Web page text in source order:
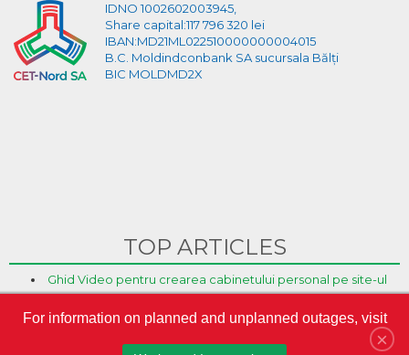
IDNO 1002602003945,
Share capital:117 796 320 lei
IBAN:MD21ML022510000000004015
B.C. Moldindconbank SA sucursala Bălți
BIC MOLDMD2X
TOP ARTICLES
Ghid Video pentru crearea cabinetului personal pe site-ul
CET-Nord are un nou director general interimar
S.A. „CET-Nord” a participat la Misiunea Economică a ×
For information on planned and unplanned outages, visit